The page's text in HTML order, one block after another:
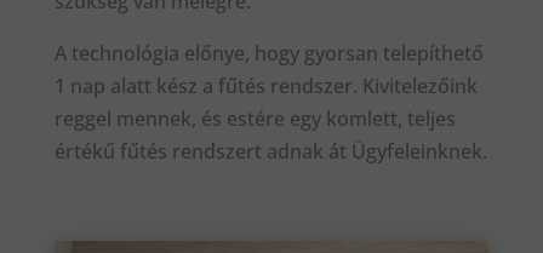
A technológia előnye, hogy gyorsan telepíthető
1 nap alatt kész a fűtés rendszer. Kivitelezőink
reggel mennek, és estére egy komlett, teljes
értékű fűtés rendszert adnak át Ügyfeleinknek.